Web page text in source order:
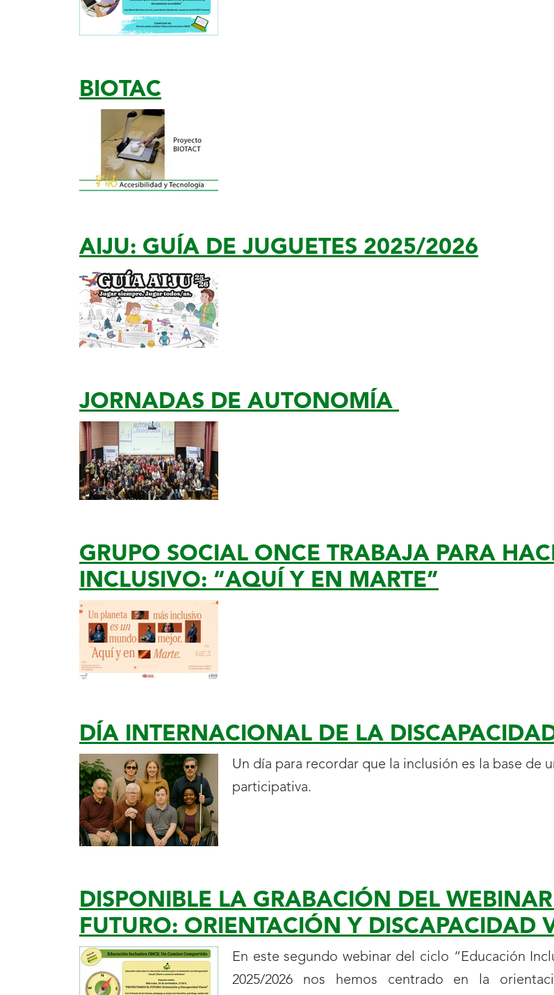
BIOTAC
AIJU: GUÍA DE JUGUETES 2025/2026
JORNADAS DE AUTONOMÍA
GRUPO SOCIAL ONCE TRABAJA PARA
INCLUSIVO: “AQUÍ Y EN MARTE”
DÍA INTERNACIONAL DE LA
Un día para recordar que la inclusión es la base de
participativa.
DISPONIBLE LA GRABACIÓN DEL
FUTURO: ORIENTACIÓN Y DISCAPACIDAD
En este segundo webinar del ciclo “Educación
2025/2026 nos hemos centrado en la